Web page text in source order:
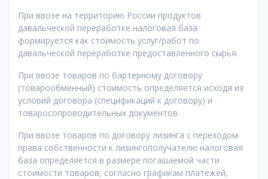
При ввозе на территорию России продуктов
давальческой переработке налоговая база
формируется как стоимость услуг/работ по
давальческой переработке предоставленного сырья.
При ввозе товаров по бартерному договору
(товарообменный) стоимость определяется исходя из
условий договора (спецификаций к договору) и
товаросопроводительных документов.
При ввозе товаров по договору лизинга с переходом
права собственности к лизингополучателю налоговая
база определяется в размере погашаемой части
стоимости товаров, согласно графикам платежей,